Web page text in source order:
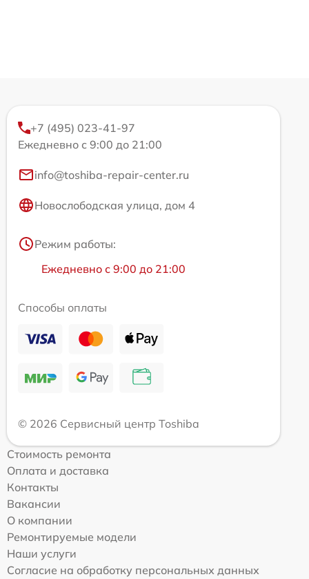
+7 (495) 023-41-97
Ежедневно с 9:00 до 21:00
info@toshiba-repair-center.ru
Новослободская улица, дом 4
Режим работы:
Ежедневно с 9:00 до 21:00
Способы оплаты
© 2026 Сервисный центр Toshiba
Стоимость ремонта
Оплата и доставка
Контакты
Вакансии
О компании
Ремонтируемые модели
Наши услуги
Согласие на обработку персональных данных